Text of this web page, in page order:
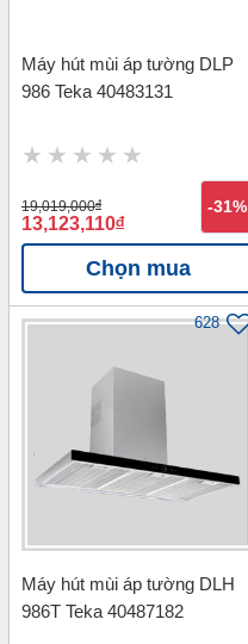
Máy hút mùi áp tường DLP
986 Teka 40483131
19,019,000đ
13,123,110đ
-31%
Chọn mua
628
Máy hút mùi áp tường DLH
986T Teka 40487182